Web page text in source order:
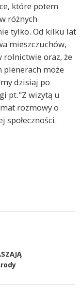
które potem
różnych
tylko. Od kilku lat
mieszczuchów,
rolnictwie oraz, że
plenerach może
dzisiaj po
pt."Z wizytą u
rozmowy o
społeczności.